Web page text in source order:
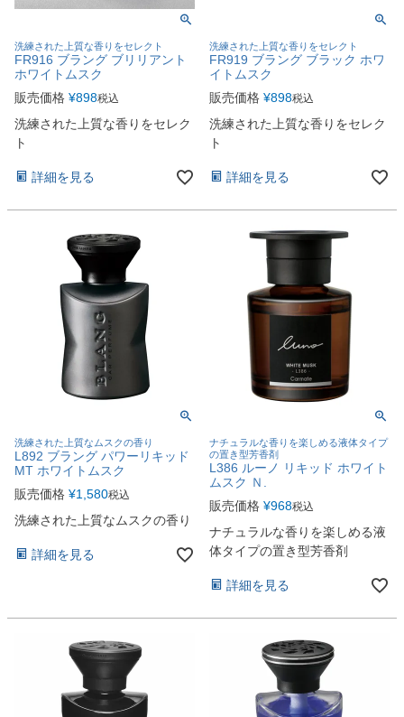
洗練された上質な香りをセレクト
FR916 ブラング ブリリアント
ホワイトムスク
販売価格 ¥898税込
洗練された上質な香りをセレク
ト
詳細を見る
洗練された上質な香りをセレクト
FR919 ブラング ブラック ホワ
イトムスク
販売価格 ¥898税込
洗練された上質な香りをセレク
ト
詳細を見る
洗練された上質なムスクの香り
L892 ブラング パワーリキッド
MT ホワイトムスク
販売価格 ¥1,580税込
洗練された上質なムスクの香り
詳細を見る
ナチュラルな香りを楽しめる液体タイプ
の置き型芳香剤
L386 ルーノ リキッド ホワイト
ムスク Ｎ.
販売価格 ¥968税込
ナチュラルな香りを楽しめる液
体タイプの置き型芳香剤
詳細を見る